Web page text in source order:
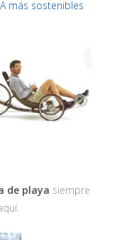
más sostenibles
de playa siempre